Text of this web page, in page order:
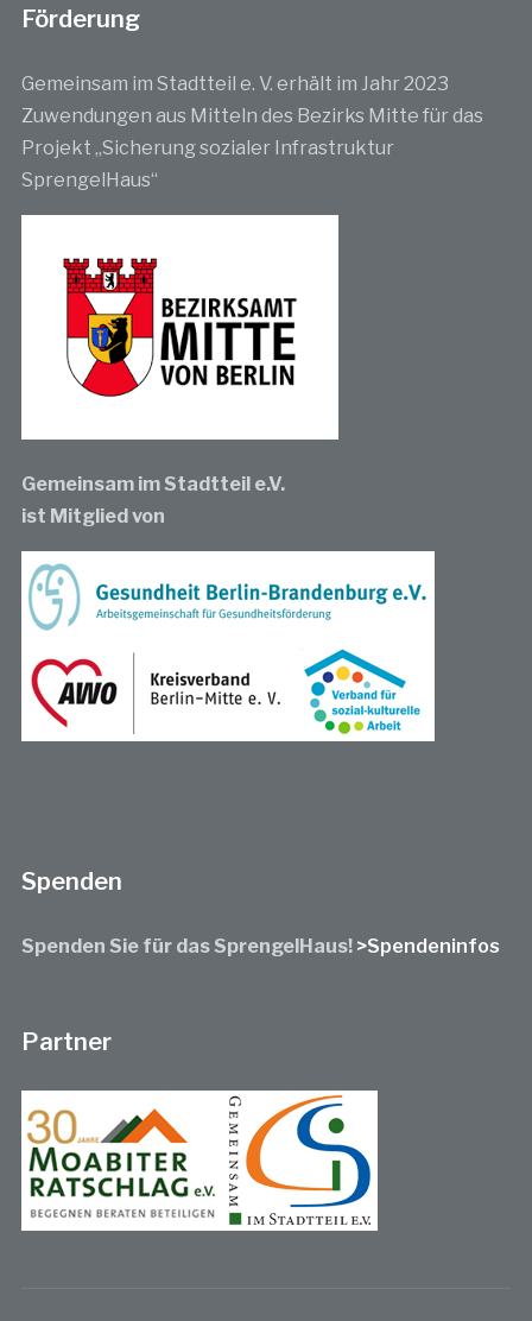
Förderung
Gemeinsam im Stadtteil e. V. erhält im Jahr 2023
Zuwendungen aus Mitteln des Bezirks Mitte für das
Projekt „Sicherung sozialer Infrastruktur
SprengelHaus“
Gemeinsam im Stadtteil e.V.
ist Mitglied von
Spenden
Spenden Sie für das SprengelHaus! >Spendeninfos
Partner